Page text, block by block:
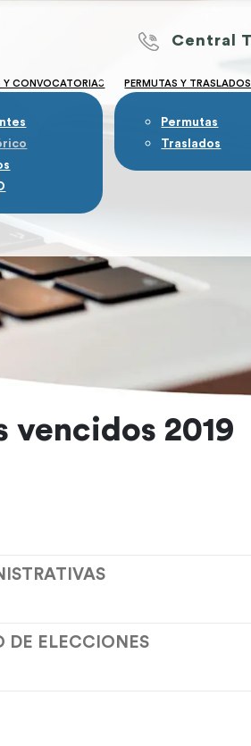
Central
Y CONVOCATORIAS PERMUTAS Y TRASLADOS
Permutas
Traslados
vencidos 2019
DE ELECCIONES